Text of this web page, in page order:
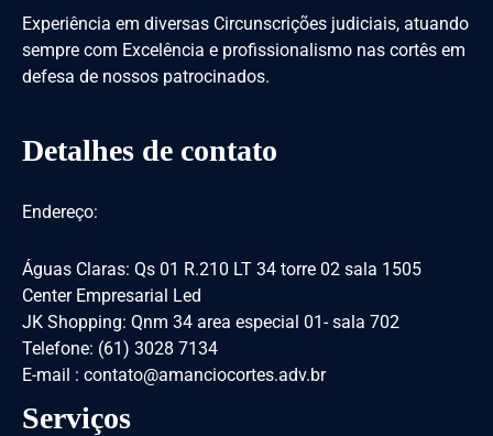
Experiência em diversas Circunscrições judiciais, atuando
sempre com Excelência e profissionalismo nas cortês em
defesa de nossos patrocinados.
Detalhes de contato
Endereço:
Águas Claras: Qs 01 R.210 LT 34 torre 02 sala 1505
Center Empresarial Led
JK Shopping: Qnm 34 area especial 01- sala 702
Telefone: (61) 3028 7134
E-mail : contato@amanciocortes.adv.br
Serviços